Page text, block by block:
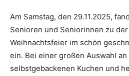
Am Samstag, den 29.11.2025,
Senioren und Seniorinnen zu
Weihnachtsfeier im schön
ein. Bei einer großen Auswahl
selbstgebackenen Kuchen und